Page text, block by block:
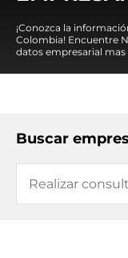
¡Conozca la
Colombia! Encuentre
datos empresarial mas
Buscar